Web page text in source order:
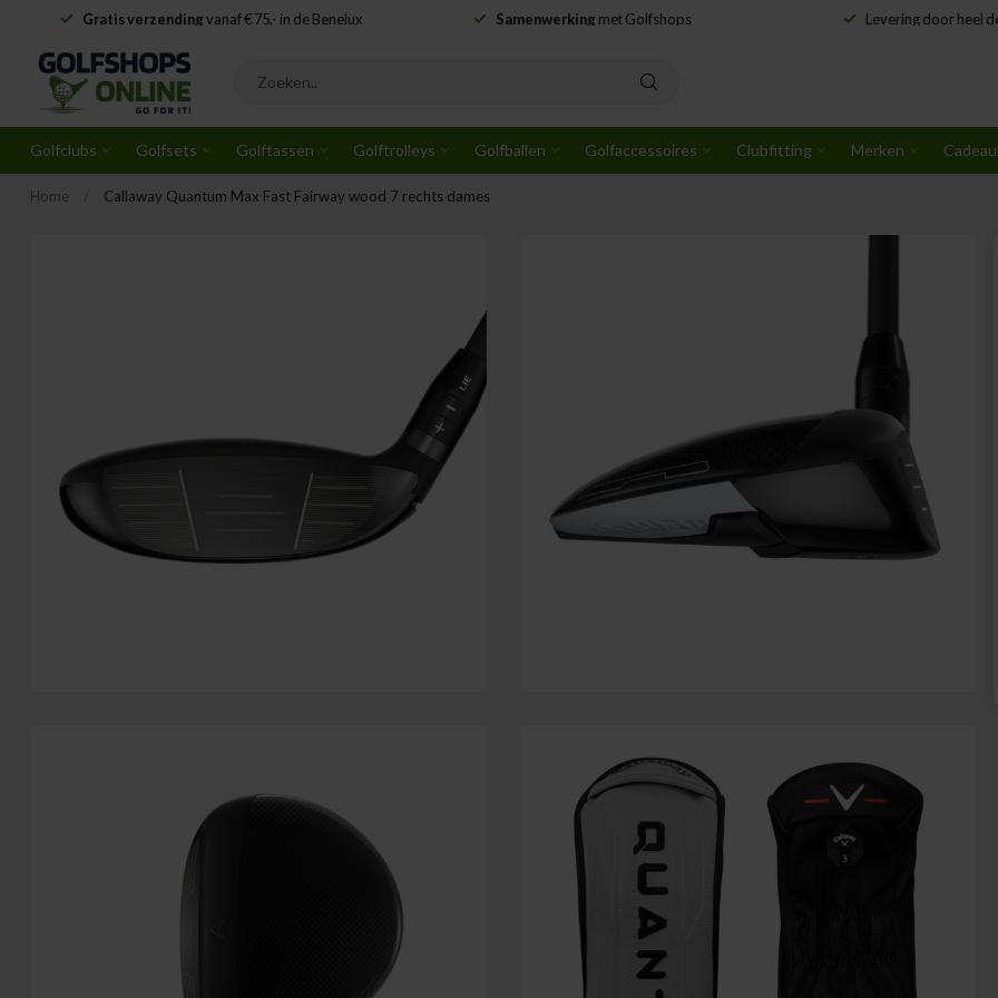
Gratis verzendingvanaf € 75,- in de Benelux Samenwerking met Golfshops Levering door heel
Golfclubs Golfsets Golftassen Golftrolleys Golfballen Golfaccessoires Clubfitting Merken
Home Callaway Quantum Max Fast Fairway wood 7 rechts dames